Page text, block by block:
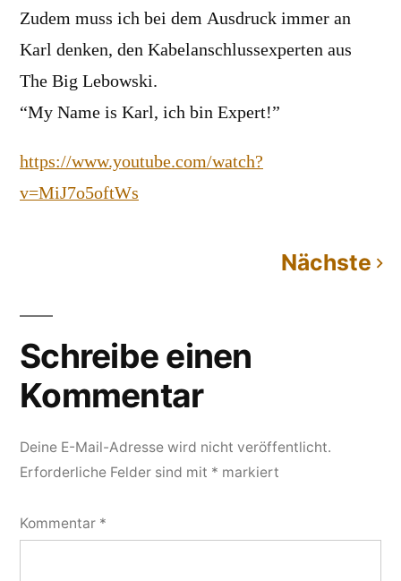
Zudem muss ich bei dem Ausdruck immer an
Karl denken, den Kabelanschlussexperten aus
The Big Lebowski.
“My Name is Karl, ich bin Expert!”
https://www.youtube.com/watch?
v=MiJ7o5oftWs
Kommentarnavigation
Nächste
Schreibe einen
Kommentar
Deine E-Mail-Adresse wird nicht veröffentlicht.
Erforderliche Felder sind mit * markiert
Kommentar *